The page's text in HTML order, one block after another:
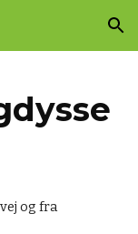
Skip to navigation
og fra